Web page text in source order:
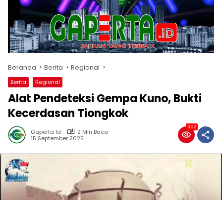
Beranda Berita Regional
Berita Regional
Alat Pendeteksi Gempa Kuno, Bukti
Kecerdasan Tiongkok
Gaperta Id
2 Min Baca
15 September 2025
392